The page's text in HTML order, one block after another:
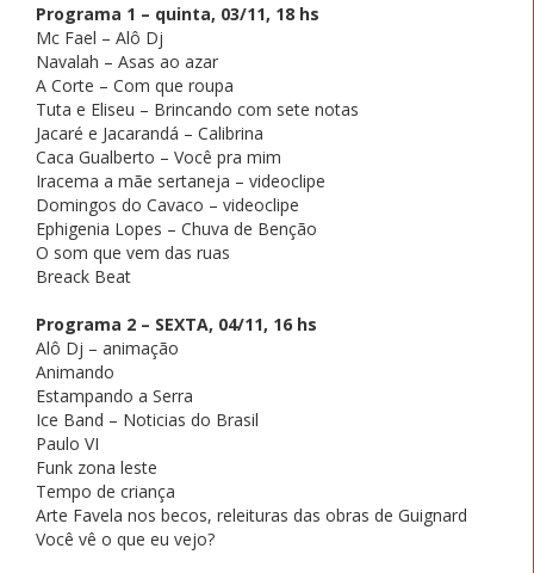
Programa 1 – quinta, 03/11, 18 hs
Mc Fael – Alô Dj
Navalah – Asas ao azar
A Corte – Com que roupa
Tuta e Eliseu – Brincando com sete notas
Jacaré e Jacarandá – Calibrina
Caca Gualberto – Você pra mim
Iracema a mãe sertaneja – videoclipe
Domingos do Cavaco – videoclipe
Ephigenia Lopes – Chuva de Benção
O som que vem das ruas
Breack Beat
Programa 2 – SEXTA, 04/11, 16 hs
Alô Dj – animação
Animando
Estampando a Serra
Ice Band – Noticias do Brasil
Paulo VI
Funk zona leste
Tempo de criança
Arte Favela nos becos, releituras das obras de Guignard
Você vê o que eu vejo?